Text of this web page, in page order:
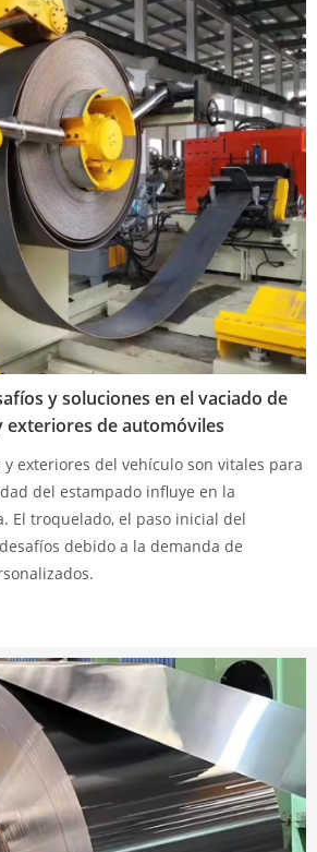
y soluciones en el vaciado de
exteriores de automóviles
exteriores del vehículo son vitales para
del estampado influye en la
El troquelado, el paso inicial del
debido a la demanda de